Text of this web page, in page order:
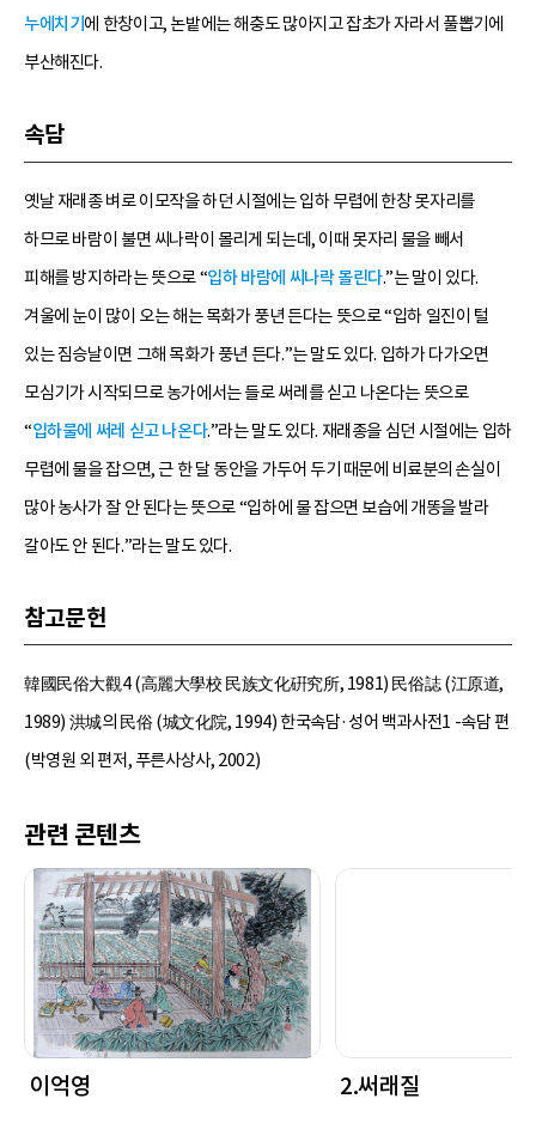
누에치기 에 한창이고, 논밭에는 해충도 많아지고 잡초가 자라서 풀뽑기에
부산해진다.
속담
옛날 재래종 벼로 이모작을 하던 시절에는 입하 무렵에 한창 못자리를
하므로 바람이 불면 씨나락이 몰리게 되는데, 이때 못자리 물을 빼서
피해를 방지하라는 뜻으로 “입하 바람에 씨나락 몰린다.”는 말이 있다.
겨울에 눈이 많이 오는 해는 목화가 풍년 든다는 뜻으로 “입하 일진이 털
있는 짐승날이면 그해 목화가 풍년 든다.”는 말도 있다. 입하가 다가오면
모심기가 시작되므로 농가에서는 들로 써레를 싣고 나온다는 뜻으로
“입하물에 써레 싣고 나온다.”라는 말도 있다. 재래종을 심던 시절에는 입하
무렵에 물을 잡으면, 근 한 달 동안을 가두어 두기 때문에 비료분의 손실이
많아 농사가 잘 안 된다는 뜻으로 “입하에 물 잡으면 보습에 개똥을 발라
갈아도 안 된다.”라는 말도 있다.
참고문헌
韓國民俗大觀4 (高麗大學校 民族文化硏究所, 1981) 民俗誌 (江原道,
1989) 洪城의 民俗 (城文化院, 1994) 한국속담·성어 백과사전1 -속담 편
(박영원 외 편저, 푸른사상사, 2002)
관련 콘텐츠
이억영 2.써래질